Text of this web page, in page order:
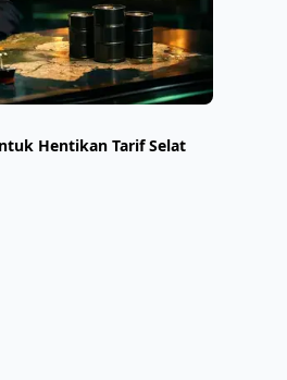
Hentikan Tarif Selat